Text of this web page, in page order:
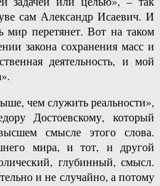
сам Александр Исаевич. И
перетянет. Вот на таком
закона сохранения масс и
деятельность, и мой
чем служить реальности»,
Достоевскому, который
смысле этого слова.
мира, и тот, и другой
глубинный, смысл.
и не случайно, а потому